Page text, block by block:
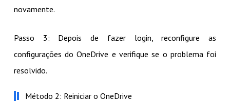
novamente.
Passo 3: Depois de fazer login, reconfigure as
configurações do OneDrive e verifique se o problema foi
resolvido.
Método 2: Reiniciar o OneDrive